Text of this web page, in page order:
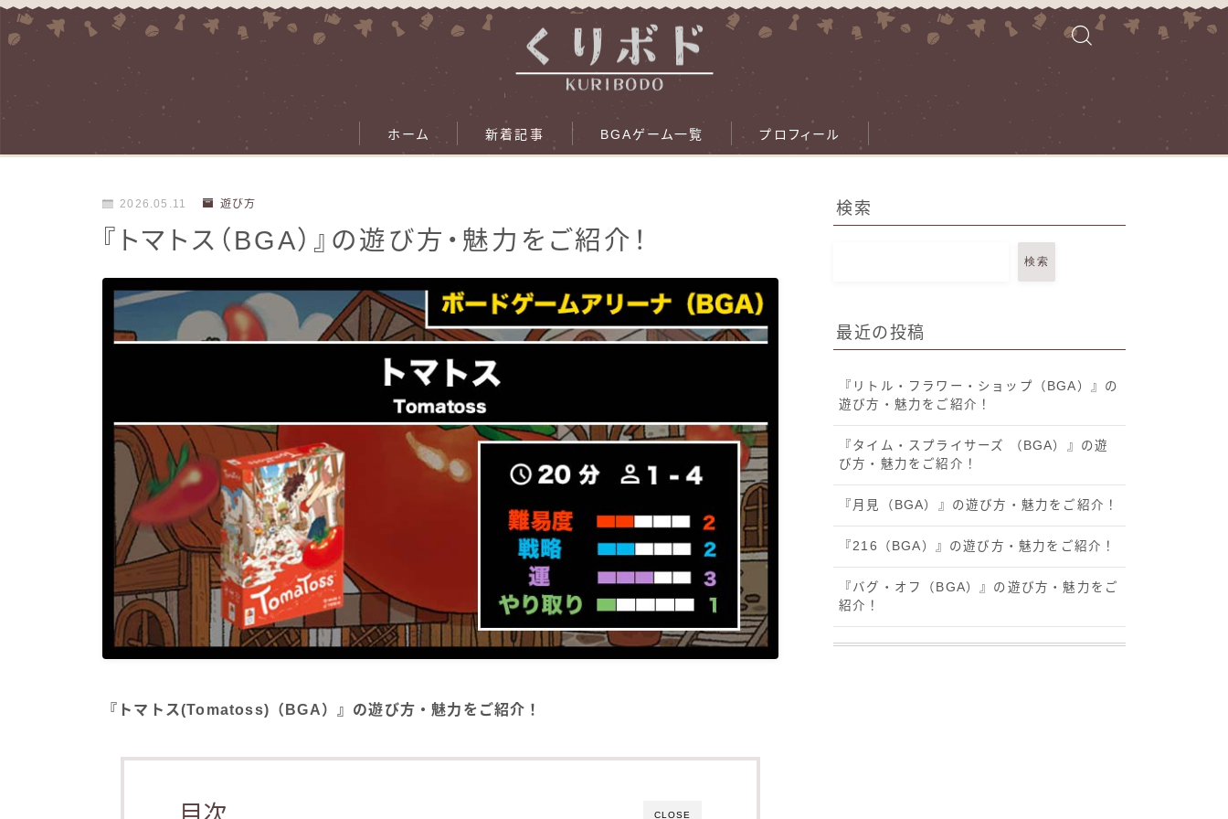
ホーム 新着記事 BGAゲーム一覧 プロフィール
2026.05.11 遊び方
『トマトス（BGA）』の遊び方・魅力をご紹介！
『トマトス(Tomatoss)（BGA）』の遊び方・魅力をご紹介！
CLOSE
検索
検索
最近の投稿
『リトル・フラワー・ショップ（BGA）』の
遊び方・魅力をご紹介！
『タイム・スプライサーズ （BGA）』の遊
び方・魅力をご紹介！
『月見（BGA）』の遊び方・魅力をご紹介！
『216（BGA）』の遊び方・魅力をご紹介！
『バグ・オフ（BGA）』の遊び方・魅力をご
紹介！